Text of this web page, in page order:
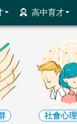
高中育才
社會心理